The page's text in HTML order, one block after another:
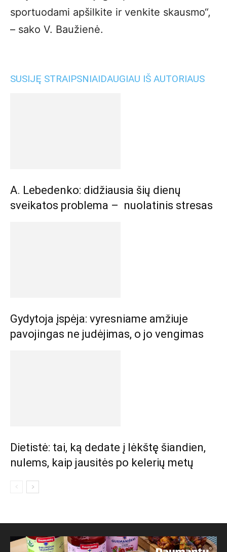
sportuodami apšilkite ir venkite skausmo“,
– sako V. Baužienė.
SUSIJĘ STRAIPSNIAIDAUGIAU IŠ AUTORIAUS
A. Lebedenko: didžiausia šių dienų
sveikatos problema – nuolatinis stresas
Gydytoja įspėja: vyresniame amžiuje
pavojingas ne judėjimas, o jo vengimas
Dietistė: tai, ką dedate į lėkštę šiandien,
nulems, kaip jausitės po kelerių metų